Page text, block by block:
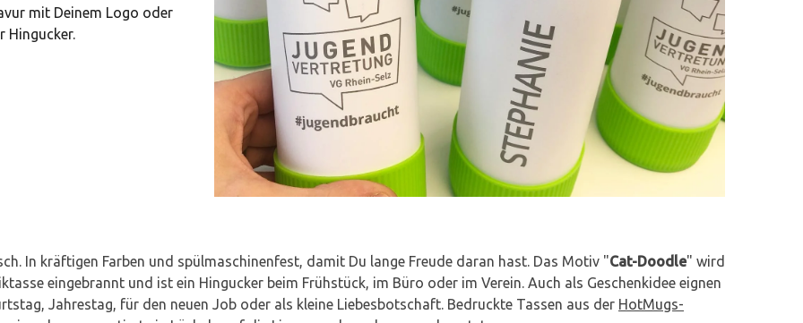
mit Deinem Logo oder
Hingucker.
In kräftigen Farben und spülmaschinenfest, damit Du lange Freude daran hast. Das Motiv "Cat-Doodle" wird
eingebrannt und ist ein Hingucker beim Frühstück, im Büro oder im Verein. Auch als Geschenkidee eignen
Jahrestag, für den neuen Job oder als kleine Liebesbotschaft. Bedruckte Tassen aus der HotMugs-